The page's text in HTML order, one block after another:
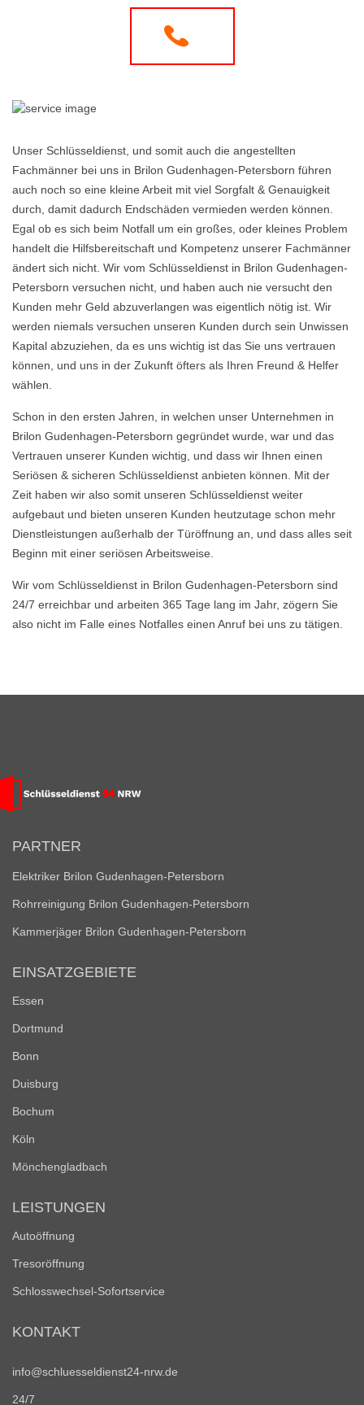
Unser Schlüsseldienst, und somit auch die angestellten
Fachmänner bei uns in Brilon Gudenhagen-Petersborn führen
auch noch so eine kleine Arbeit mit viel Sorgfalt & Genauigkeit
durch, damit dadurch Endschäden vermieden werden können.
Egal ob es sich beim Notfall um ein großes, oder kleines Problem
handelt die Hilfsbereitschaft und Kompetenz unserer Fachmänner
ändert sich nicht. Wir vom Schlüsseldienst in Brilon Gudenhagen-
Petersborn versuchen nicht, und haben auch nie versucht den
Kunden mehr Geld abzuverlangen was eigentlich nötig ist. Wir
werden niemals versuchen unseren Kunden durch sein Unwissen
Kapital abzuziehen, da es uns wichtig ist das Sie uns vertrauen
können, und uns in der Zukunft öfters als Ihren Freund & Helfer
wählen.
Schon in den ersten Jahren, in welchen unser Unternehmen in
Brilon Gudenhagen-Petersborn gegründet wurde, war und das
Vertrauen unserer Kunden wichtig, und dass wir Ihnen einen
Seriösen & sicheren Schlüsseldienst anbieten können. Mit der
Zeit haben wir also somit unseren Schlüsseldienst weiter
aufgebaut und bieten unseren Kunden heutzutage schon mehr
Dienstleistungen außerhalb der Türöffnung an, und dass alles seit
Beginn mit einer seriösen Arbeitsweise.
Wir vom Schlüsseldienst in Brilon Gudenhagen-Petersborn sind
24/7 erreichbar und arbeiten 365 Tage lang im Jahr, zögern Sie
also nicht im Falle eines Notfalles einen Anruf bei uns zu tätigen.
PARTNER
Elektriker Brilon Gudenhagen-Petersborn
Rohrreinigung Brilon Gudenhagen-Petersborn
Kammerjäger Brilon Gudenhagen-Petersborn
EINSATZGEBIETE
Essen
Dortmund
Bonn
Duisburg
Bochum
Köln
Mönchengladbach
LEISTUNGEN
Autoöffnung
Tresoröffnung
Schlosswechsel-Sofortservice
KONTAKT
info@schluesseldienst24-nrw.de
24/7